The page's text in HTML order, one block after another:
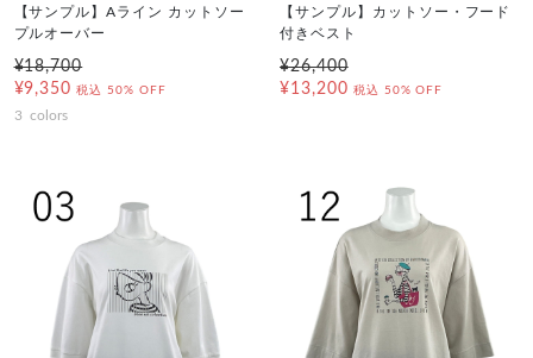
【サンプル】Aライン カットソー
プルオーバー
¥18,700
¥9,350 税込 50% OFF
3 colors
【サンプル】カットソー・フード
付きベスト
¥26,400
¥13,200 税込 50% OFF